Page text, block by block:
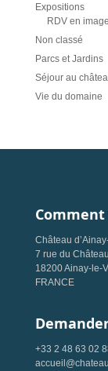
Expositions
RDV en
Non classé
Parcs et Jardins
Séjour au
Vie du domaine
Comment
Château
7 rue du Château
18200 Ainay-le-
FRANCE
+33 2 48 63 02